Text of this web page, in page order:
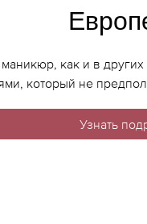
как и в
который не
Узнать